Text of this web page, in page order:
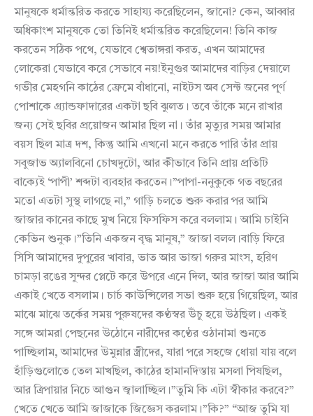
মানুষকে ধর্মান্তরিত করতে সাহায্য করেছিলেন, জানো? কেন, আব্বার
অধিকাংশ মানুষকে তো তিনিই ধর্মান্তরিত করেছিলেন! তিনি কাজ
করতেন সঠিক পথে, যেভাবে শ্বেতাঙ্গরা করত, এখন আমাদের
লোকেরা যেভাবে করে সেভাবে নয়!ইনুগুর আমাদের বাড়ির দেয়ালে
গভীর মেহগনি কাঠের ফ্রেমে বাঁধানো, নাইটস অব সেন্ট জনের পূর্ণ
পোশাকে গ্র্যান্ডফাদারের একটা ছবি ঝুলত। তবে তাঁকে মনে রাখার
জন্য সেই ছবির প্রয়োজন আমার ছিল না। তাঁর মৃত্যুর সময় আমার
বয়স ছিল মাত্র দশ, কিন্তু আমি এখনো মনে করতে পারি তাঁর প্রায়
সবুজাভ অ্যালবিনো চোখদুটো, আর কীভাবে তিনি প্রায় প্রতিটি
বাক্যেই ‘পাপী’ শব্দটা ব্যবহার করতেন।”পাপা-ননুকুকে গত বছরের
মতো এতটা সুস্থ লাগছে না,” গাড়ি চলতে শুরু করার পর আমি
জাজার কানের কাছে মুখ নিয়ে ফিসফিস করে বললাম। আমি চাইনি
কেভিন শুনুক।”তিনি একজন বৃদ্ধ মানুষ,” জাজা বলল।বাড়ি ফিরে
সিসি আমাদের দুপুরের খাবার, ভাত আর ভাজা গরুর মাংস, হরিণ
চামড়া রঙের সুন্দর প্লেটে করে উপরে এনে দিল, আর জাজা আর আমি
একাই খেতে বসলাম। চার্চ কাউন্সিলের সভা শুরু হয়ে গিয়েছিল, আর
মাঝে মাঝে তর্কের সময় পুরুষদের কণ্ঠস্বর উঁচু হয়ে উঠছিল। একই
সঙ্গে আমরা পেছনের উঠোনে নারীদের কণ্ঠের ওঠানামা শুনতে
পাচ্ছিলাম, আমাদের উমুন্নার স্ত্রীদের, যারা পরে সহজে ধোয়া যায় বলে
হাঁড়িগুলোতে তেল মাখছিল, কাঠের হামানদিস্তায় মসলা পিষছিল,
আর ত্রিপায়ার নিচে আগুন জ্বালাচ্ছিল।”তুমি কি এটা স্বীকার করবে?”
খেতে খেতে আমি জাজাকে জিজ্ঞেস করলাম।”কি?” “আজ তুমি যা